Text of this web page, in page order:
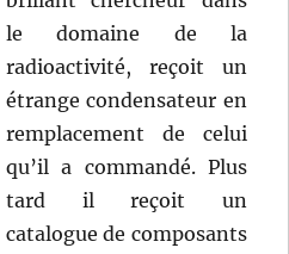
le domaine de la
radioactivité, reçoit un
étrange condensateur en
remplacement de celui
qu’il a commandé. Plus
tard il reçoit un
catalogue de composants